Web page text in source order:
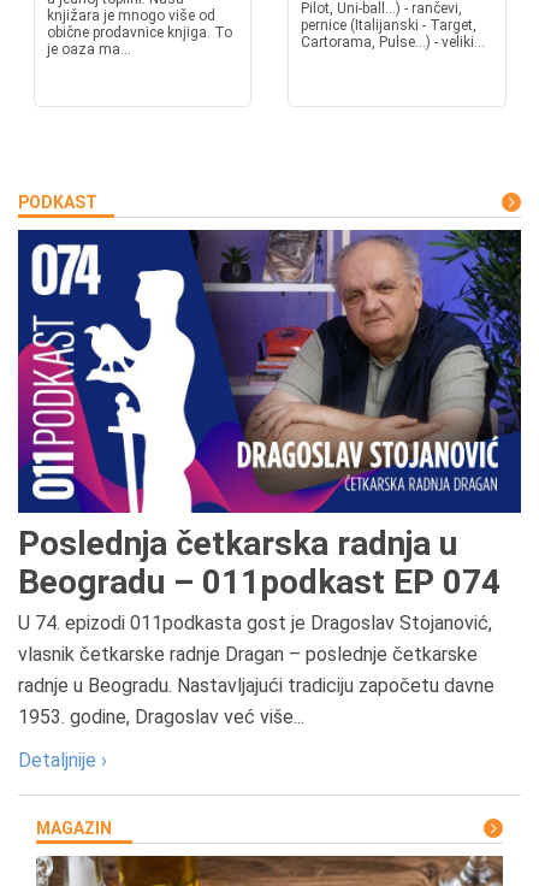
knjižara je mnogo više od
obične prodavnice knjiga. To
je oaza ma...
Pilot, Uni-ball...) - rančevi,
pernice (Italijanski - Target,
Cartorama, Pulse...) - veliki...
PODKAST
Poslednja četkarska radnja u
Beogradu – 011podkast EP 074
U 74. epizodi 011podkasta gost je Dragoslav Stojanović,
vlasnik četkarske radnje Dragan – poslednje četkarske
radnje u Beogradu. Nastavljajući tradiciju započetu davne
1953. godine, Dragoslav već više...
Detaljnije ›
MAGAZIN